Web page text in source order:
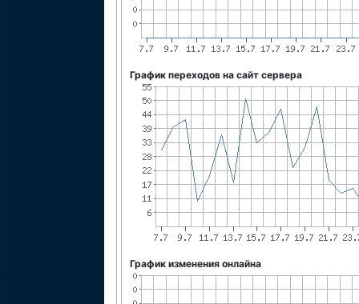
График переходов на сайт сервера
График изменения онлайна